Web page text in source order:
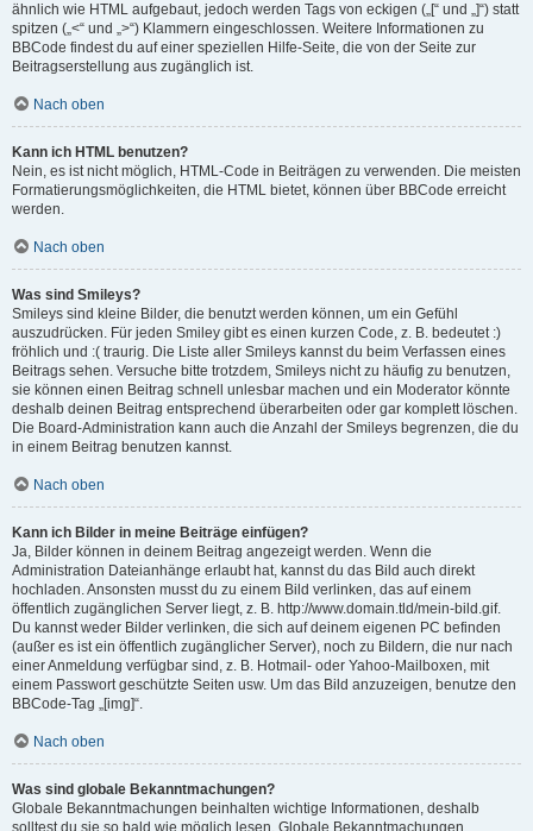
ähnlich wie HTML aufgebaut, jedoch werden Tags von eckigen („[“ und „]“) statt
spitzen („<“ und „>“) Klammern eingeschlossen. Weitere Informationen zu
BBCode findest du auf einer speziellen Hilfe-Seite, die von der Seite zur
Beitragserstellung aus zugänglich ist.
Nach oben
Kann ich HTML benutzen?
Nein, es ist nicht möglich, HTML-Code in Beiträgen zu verwenden. Die meisten
Formatierungsmöglichkeiten, die HTML bietet, können über BBCode erreicht
werden.
Nach oben
Was sind Smileys?
Smileys sind kleine Bilder, die benutzt werden können, um ein Gefühl
auszudrücken. Für jeden Smiley gibt es einen kurzen Code, z. B. bedeutet :)
fröhlich und :( traurig. Die Liste aller Smileys kannst du beim Verfassen eines
Beitrags sehen. Versuche bitte trotzdem, Smileys nicht zu häufig zu benutzen,
sie können einen Beitrag schnell unlesbar machen und ein Moderator könnte
deshalb deinen Beitrag entsprechend überarbeiten oder gar komplett löschen.
Die Board-Administration kann auch die Anzahl der Smileys begrenzen, die du
in einem Beitrag benutzen kannst.
Nach oben
Kann ich Bilder in meine Beiträge einfügen?
Ja, Bilder können in deinem Beitrag angezeigt werden. Wenn die
Administration Dateianhänge erlaubt hat, kannst du das Bild auch direkt
hochladen. Ansonsten musst du zu einem Bild verlinken, das auf einem
öffentlich zugänglichen Server liegt, z. B. http://www.domain.tld/mein-bild.gif.
Du kannst weder Bilder verlinken, die sich auf deinem eigenen PC befinden
(außer es ist ein öffentlich zugänglicher Server), noch zu Bildern, die nur nach
einer Anmeldung verfügbar sind, z. B. Hotmail- oder Yahoo-Mailboxen, mit
einem Passwort geschützte Seiten usw. Um das Bild anzuzeigen, benutze den
BBCode-Tag „[img]“.
Nach oben
Was sind globale Bekanntmachungen?
Globale Bekanntmachungen beinhalten wichtige Informationen, deshalb
solltest du sie so bald wie möglich lesen. Globale Bekanntmachungen